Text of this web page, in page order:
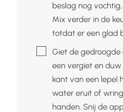
beslag nog
Mix verder in de
totdat er een glad
▢
Giet de gedroogde
een vergiet en
kant van een lepel
water eruit of
handen. Snij de